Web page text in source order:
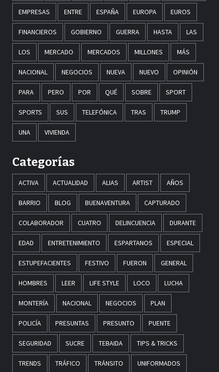
EMPRESAS ENTRE ESPAÑA EUROPA EUROS
FINANCIEROS GOBIERNO GUERRA HASTA LAS
LOS MERCADO MERCADOS MILLONES MÁS
NACIONAL NEGOCIOS NUEVA NUEVO OPINIÓN
PARA PERO POR QUÉ SOBRE SPORT
SPORTS SUS TELEFÓNICA TRAS TRUMP
UNA VIVIENDA
Categorías
ACTIVA ACTUALIDAD ALIAS ARTIST AÑOS
BARRIO BLOG BUENAVENTURA CAPTURADO
COLABORADOR CUATRO DELINCUENCIA DURANTE
EDAD ENTRETENIMIENTO ESPARTANOS ESPECIAL
ESTUPEFACIENTES FESTIVO FUERON GENERAL
HOMBRES LEER LIFE STYLE LOCO LUCHA
MONTERÍA NACIONAL NEGOCIOS PLAN
POLICÍA PRESUNTAS PRESUNTO PUENTE
SEGURIDAD SUCRE TEBAIDA TIPS & TRICKS
TRENDS TRÁFICO TRÁNSITO UNIFORMADOS